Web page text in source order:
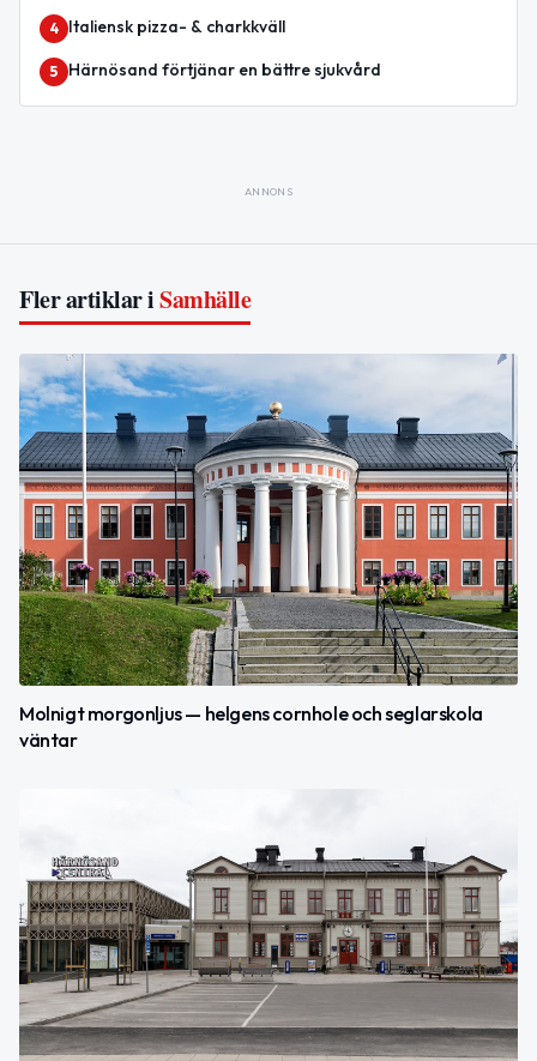
4 Italiensk pizza- & charkkväll
5 Härnösand förtjänar en bättre sjukvård
ANNONS
Fler artiklar iSamhälle
Molnigt morgonljus — helgens cornhole och seglarskola
väntar